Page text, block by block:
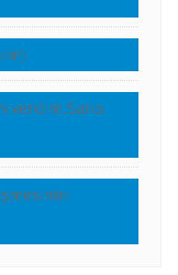
verdim.Sana